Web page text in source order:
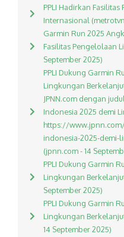
PPLI Hadirkan
Internasional
Garmin Run 2025
Fasilitas Pengelolaan
September 2025)
PPLI Dukung Garmin
Lingkungan
JPNN.com dengan
Indonesia 2025 demi
https://
indonesia-2025-
(jpnn.com - 14
PPLI Dukung Garmin
Lingkungan
September 2025)
PPLI Dukung Garmin
Lingkungan
14 September 2025)